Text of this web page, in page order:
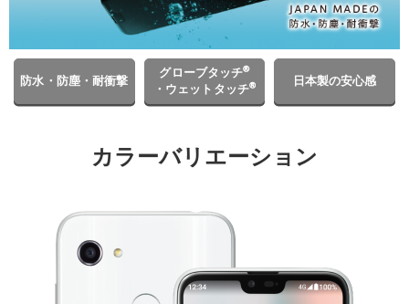
防水・防塵・耐衝撃
グローブタッチ®
・ウェットタッチ® 日本製の安心感
カラーバリエーション